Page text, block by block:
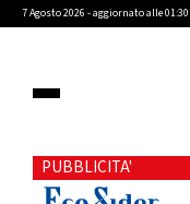
7 Agosto 2026 - aggiornato alle 01:30
PUBBLICITA'